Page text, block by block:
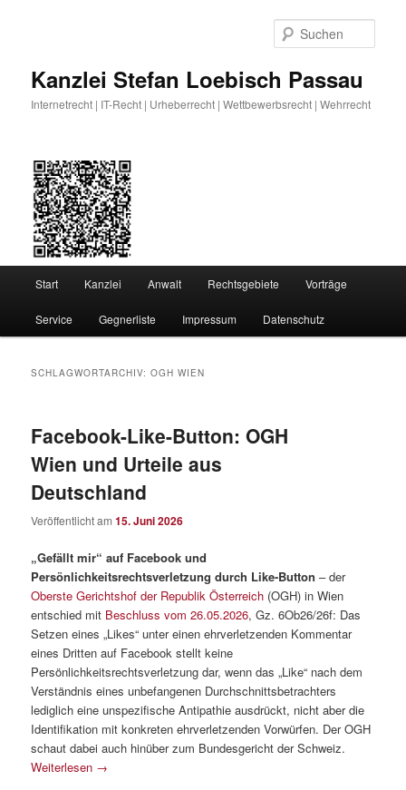
Kanzlei Stefan Loebisch Passau
Internetrecht | IT-Recht | Urheberrecht | Wettbewerbsrecht | Wehrrecht
Start Kanzlei Anwalt Rechtsgebiete Vorträge
Service Gegnerliste Impressum Datenschutz
SCHLAGWORTARCHIV:OGH WIEN
Facebook-Like-Button: OGH
Wien und Urteile aus
Deutschland
Veröffentlicht am15. Juni 2026
„Gefällt mir“ auf Facebook und
Persönlichkeitsrechtsverletzung durch Like-Button– der
Oberste Gerichtshof der Republik Österreich (OGH) in Wien
entschied mit Beschluss vom 26.05.2026, Gz. 6Ob26/26f: Das
Setzen eines „Likes“ unter einen ehrverletzenden Kommentar
eines Dritten auf Facebook stellt keine
Persönlichkeitsrechtsverletzung dar, wenn das „Like“ nach dem
Verständnis eines unbefangenen Durchschnittsbetrachters
lediglich eine unspezifische Antipathie ausdrückt, nicht aber die
Identifikation mit konkreten ehrverletzenden Vorwürfen. Der OGH
schaut dabei auch hinüber zum Bundesgericht der Schweiz.
Weiterlesen →